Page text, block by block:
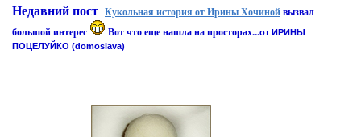
Недавний пост Кукольная история от Ирины Хочинойвызвал
большой интерес
Вот что еще нашла на просторах...от ИРИНЫ
ПОЦЕЛУЙКО (domoslava)